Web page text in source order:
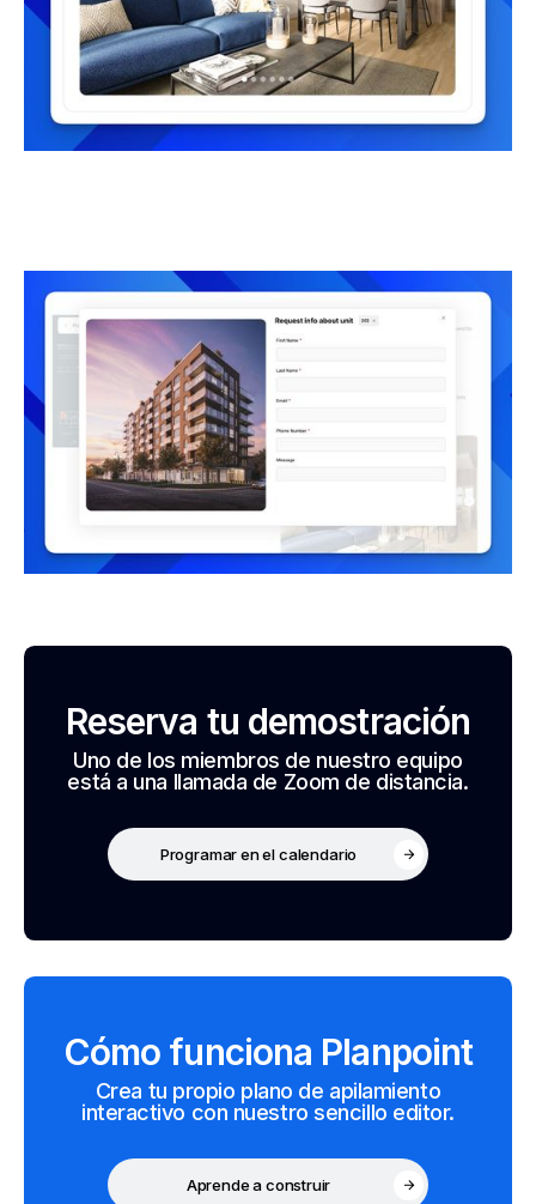
Reserva tu demostración
Uno de los miembros de nuestro equipo
está a una llamada de Zoom de distancia.
Programar en el calendario
Cómo funciona Planpoint
Crea tu propio plano de apilamiento
interactivo con nuestro sencillo editor.
Aprende a construir